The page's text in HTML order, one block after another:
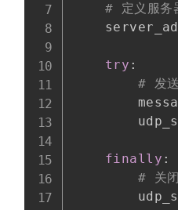
# 定义服务
try :
# 发
finally :
# 关